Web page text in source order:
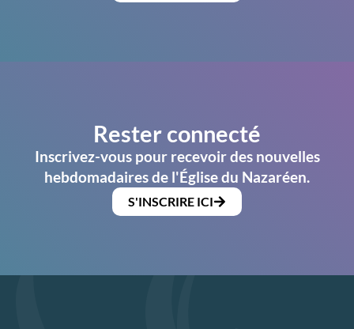
Rester connecté
Inscrivez-vous pour recevoir des nouvelles
hebdomadaires de l'Église du Nazaréen.
S'INSCRIRE ICI